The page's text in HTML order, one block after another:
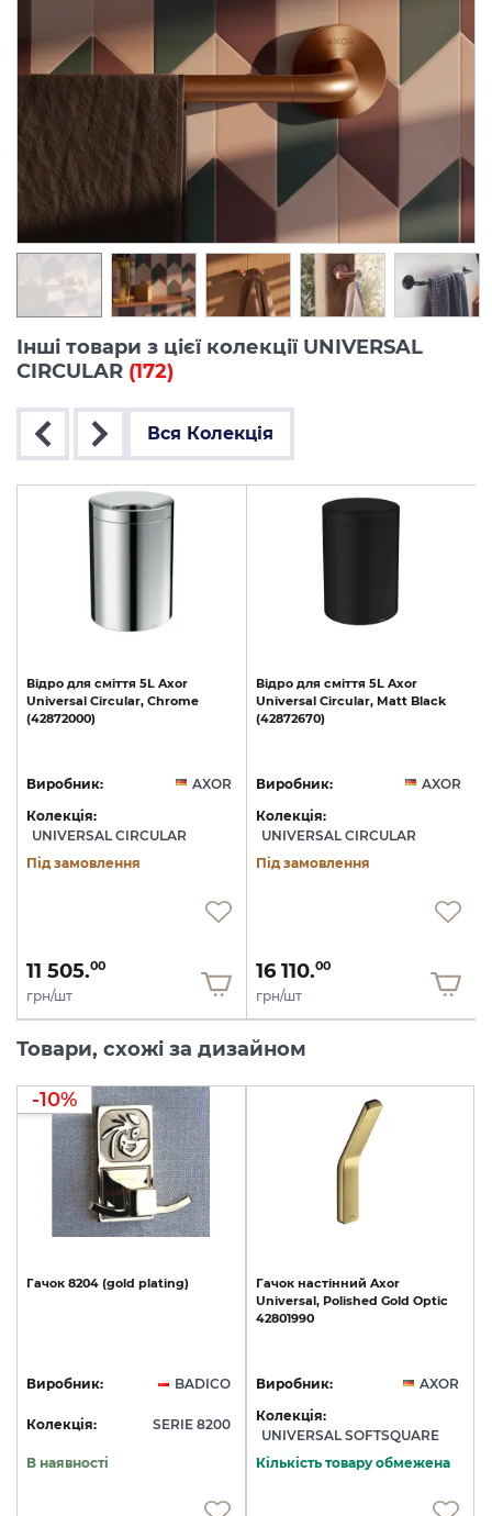
Інші товари з цієї колекції UNIVERSAL
CIRCULAR (172)
Вся Колекція
Відро для сміття 5L Axor
Universal Circular, Chrome
(42872000)
Виробник:
AXOR
Колекція:
UNIVERSAL CIRCULAR
Під замовлення
11 505.00
грн/шт
Відро для сміття 5L Axor
Universal Circular, Matt Black
(42872670)
Виробник:
AXOR
Колекція:
UNIVERSAL CIRCULAR
Під замовлення
16 110.00
грн/шт
Товари, схожі за дизайном
-10%
Гачок 8204 (gold plating)
Виробник: BADICO
Колекція: SERIE 8200
В наявності
Гачок настінний Axor
Universal, Polished Gold Optic
42801990
Виробник:
AXOR
Колекція:
UNIVERSAL SOFTSQUARE
Кількість товару обмежена